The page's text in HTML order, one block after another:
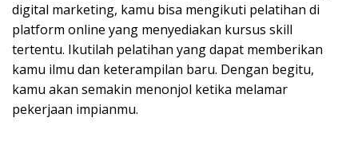
digital marketing, kamu bisa mengikuti pelatihan di
platform online yang menyediakan kursus skill
tertentu. Ikutilah pelatihan yang dapat memberikan
kamu ilmu dan keterampilan baru. Dengan begitu,
kamu akan semakin menonjol ketika melamar
pekerjaan impianmu.